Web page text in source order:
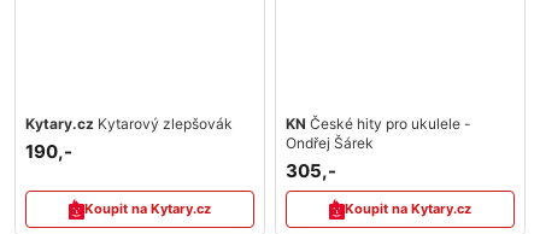
Kytary.cz Kytarový zlepšovák
190,-
Koupit na Kytary.cz
KN České hity pro ukulele -
Ondřej Šárek
305,-
Koupit na Kytary.cz